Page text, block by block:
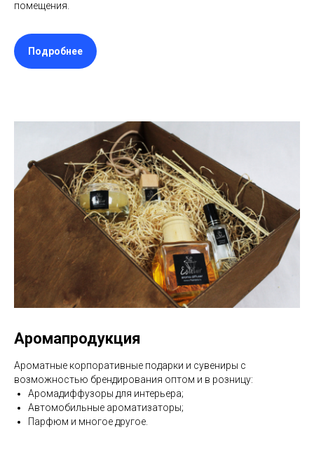
помещения.
Подробнее
Аромапродукция
Ароматные корпоративные подарки и сувениры с
возможностью брендирования оптом и в розницу:
Аромадиффузоры для интерьера;
Автомобильные ароматизаторы;
Парфюм и многое другое.